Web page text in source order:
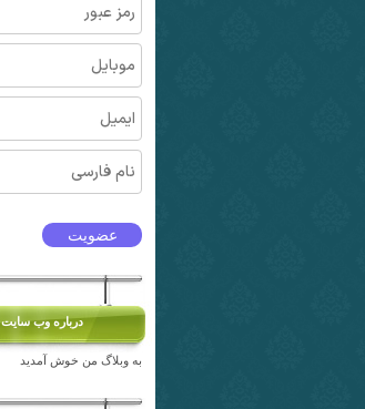
درباره وب سايت
به وبلاگ من خوش آمدید